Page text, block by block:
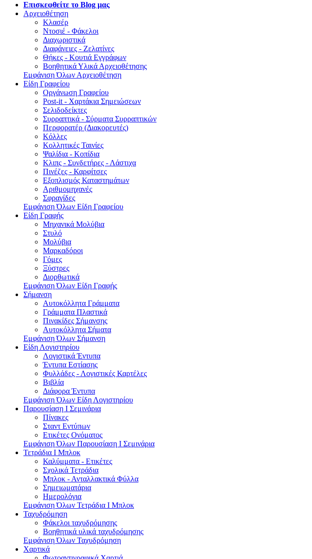
Επισκεφθείτε το Blog μας
Αρχειοθέτηση
Κλασέρ
Ντοσιέ - Φάκελοι
Διαχωριστικά
Διαφάνειες - Ζελατίνες
Θήκες - Κουτιά Εγγράφων
Βοηθητικά Υλικά Αρχειοθέτησης
Εμφάνιση Όλων Αρχειοθέτηση
Είδη Γραφείου
Οργάνωση Γραφείου
Post-it - Χαρτάκια Σημειώσεων
Σελιδοδείκτες
Συρραπτικά - Σύρματα Συρραπτικών
Περφορατέρ (Διακορευτές)
Κόλλες
Κολλητικές Ταινίες
Ψαλίδια - Κοπίδια
Κλιπς - Συνδετήρες - Λάστιχα
Πινέζες - Καρφίτσες
Εξοπλισμός Καταστημάτων
Αριθμομηχανές
Σφραγίδες
Εμφάνιση Όλων Είδη Γραφείου
Είδη Γραφής
Μηχανικά Μολύβια
Στυλό
Μολύβια
Μαρκαδόροι
Γόμες
Ξύστρες
Διορθωτικά
Εμφάνιση Όλων Είδη Γραφής
Σήμανση
Αυτοκόλλητα Γράμματα
Γράμματα Πλαστικά
Πινακίδες Σήμανσης
Αυτοκόλλητα Σήματα
Εμφάνιση Όλων Σήμανση
Είδη Λογιστηρίου
Λογιστικά Έντυπα
Έντυπα Εστίασης
Φυλλάδες - Λογιστικές Καρτέλες
Βιβλία
Διάφορα Έντυπα
Εμφάνιση Όλων Είδη Λογιστηρίου
Παρουσίαση I Σεμινάρια
Πίνακες
Σταντ Εντύπων
Ετικέτες Ονόματος
Εμφάνιση Όλων Παρουσίαση I Σεμινάρια
Τετράδια I Μπλοκ
Καλύμματα - Ετικέτες
Σχολικά Τετράδια
Μπλοκ - Ανταλλακτικά Φύλλα
Σημειωματάρια
Ημερολόγια
Εμφάνιση Όλων Τετράδια I Μπλοκ
Ταχυδρόμηση
Φάκελοι ταχυδρόμησης
Βοηθητικά υλικά ταχυδρόμησης
Εμφάνιση Όλων Ταχυδρόμηση
Χαρτικά